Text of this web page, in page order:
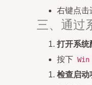
右键点击
三、通过
打开系统
按下
检查启动